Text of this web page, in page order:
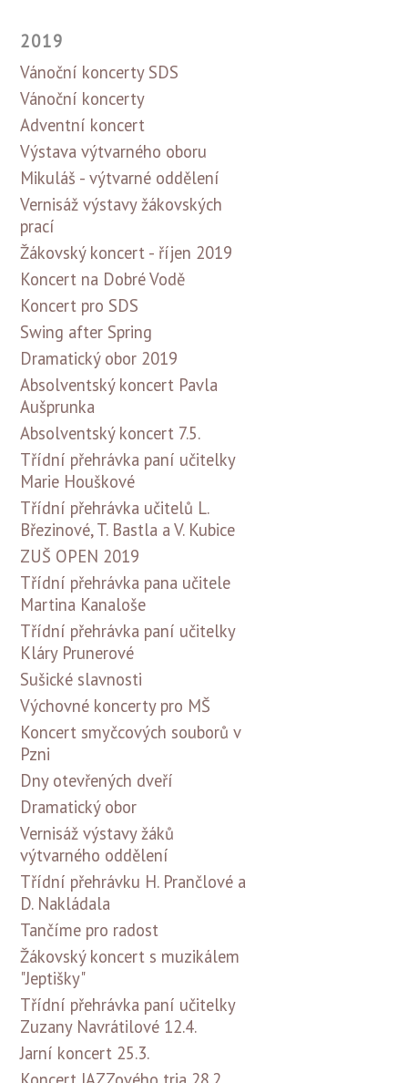
2019
Vánoční koncerty SDS
Vánoční koncerty
Adventní koncert
Výstava výtvarného oboru
Mikuláš - výtvarné oddělení
Vernisáž výstavy žákovských
prací
Žákovský koncert - říjen 2019
Koncert na Dobré Vodě
Koncert pro SDS
Swing after Spring
Dramatický obor 2019
Absolventský koncert Pavla
Aušprunka
Absolventský koncert 7.5.
Třídní přehrávka paní učitelky
Marie Houškové
Třídní přehrávka učitelů L.
Březinové, T. Bastla a V. Kubice
ZUŠ OPEN 2019
Třídní přehrávka pana učitele
Martina Kanaloše
Třídní přehrávka paní učitelky
Kláry Prunerové
Sušické slavnosti
Výchovné koncerty pro MŠ
Koncert smyčcových souborů v
Pzni
Dny otevřených dveří
Dramatický obor
Vernisáž výstavy žáků
výtvarného oddělení
Třídní přehrávku H. Prančlové a
D. Nakládala
Tančíme pro radost
Žákovský koncert s muzikálem
"Jeptišky"
Třídní přehrávka paní učitelky
Zuzany Navrátilové 12.4.
Jarní koncert 25.3.